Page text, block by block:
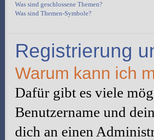
Was sind geschlossene Themen?
Was sind Themen-Symbole?
Registrierung
Warum kann ich
Dafür gibt es viele
Benutzername und
dich an einen